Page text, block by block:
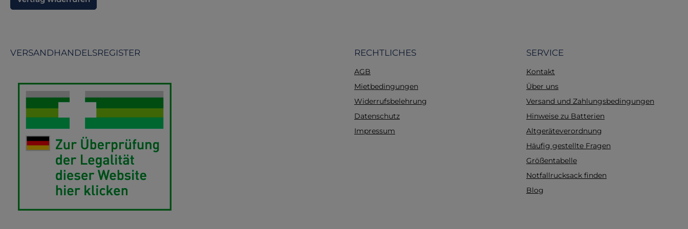
Klemme sorgt für den sicheren
silber Material: Metall Maße (L x
Klemme)
VERSANDHANDELSREGISTER RECHTLICHES
AGB
Mietbedingungen
Widerrufsbelehrung
Datenschutz
Impressum
SERVICE
Kontakt
Über uns
Versand und Zahlungsbedingungen
Hinweise zu Batterien
Altgeräteverordnung
Häufig gestellte Fragen
Größentabelle
Notfallrucksack finden
Blog